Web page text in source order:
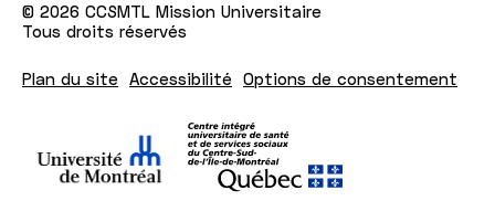
© 2026 CCSMTL Mission Universitaire
Tous droits réservés
Plan du site Accessibilité Options de consentement